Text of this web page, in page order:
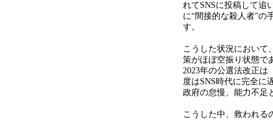
れてSNSに投稿して追
に“間接的な殺人者”の
す。
こうした状況において
策がほぼ空振り状態で
2023年の公選法改正は
度はSNS時代に完全に
政府の怠慢、能力不足
こうした中、救われる